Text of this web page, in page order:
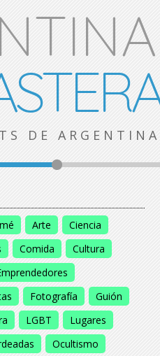
DE ARGENTINA
Arte
Ciencia
Comida
Cultura
Fotografía
Guión
LGBT
Lugares
Ocultismo